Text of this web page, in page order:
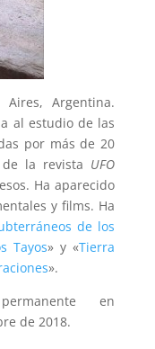
Argentina.
al estudio de las
por más de 20
la revista UFO
Ha aparecido
y films. Ha
de los
Tayos» y «Tierra
».
en
de 2018.